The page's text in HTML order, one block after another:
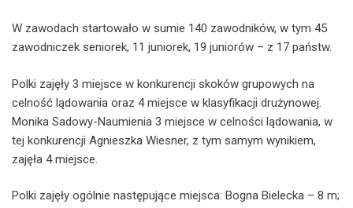
W zawodach startowało w sumie 140 zawodników, w tym 45
zawodniczek seniorek, 11 juniorek, 19 juniorów – z 17 państw.
Polki zajęły 3 miejsce w konkurencji skoków grupowych na
celność lądowania oraz 4 miejsce w klasyfikacji drużynowej.
Monika Sadowy-Naumienia 3 miejsce w celności lądowania, w
tej konkurencji Agnieszka Wiesner, z tym samym wynikiem,
zajęła 4 miejsce.
Polki zajęły ogólnie następujące miejsca: Bogna Bielecka – 8 m;